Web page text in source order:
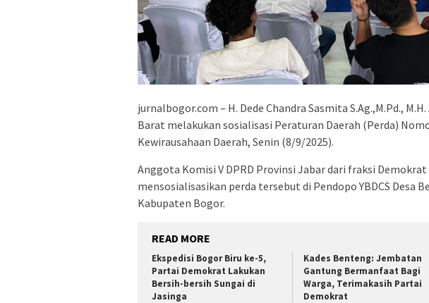
jurnalbogor.com – H. Dede Chandra Sasmita S.Ag.,M.Pd.,
Barat melakukan sosialisasi Peraturan Daerah (Perda)
Kewirausahaan Daerah, Senin (8/9/2025).
Anggota Komisi V DPRD Provinsi Jabar dari fraksi
mensosialisasikan perda tersebut di Pendopo YBDCS Desa
Kabupaten Bogor.
READ MORE
Ekspedisi Bogor Biru ke-5,
Partai Demokrat Lakukan
Bersih-bersih Sungai di
Jasinga
Kades Benteng: Jembatan
Gantung Bermanfaat Bagi
Warga, Terimakasih Partai
Demokrat